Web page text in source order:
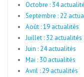
Octobre : 34
Septembre : 22
Août : 19 actualités
Juillet : 32 actualités
Juin : 24 actualités
Mai : 30 actualités
Avril : 29 actualités